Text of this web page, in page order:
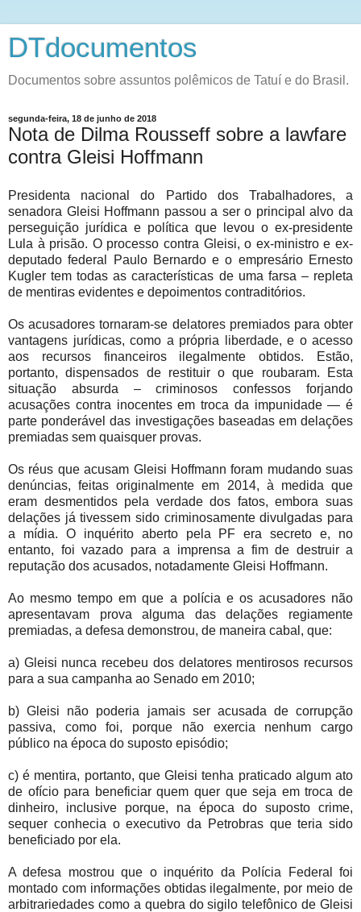
DTdocumentos
Documentos sobre assuntos polêmicos de Tatuí e do Brasil.
segunda-feira, 18 de junho de 2018
Nota de Dilma Rousseff sobre a lawfare
contra Gleisi Hoffmann
Presidenta nacional do Partido dos Trabalhadores, a
senadora Gleisi Hoffmann passou a ser o principal alvo da
perseguição jurídica e política que levou o ex-presidente
Lula à prisão. O processo contra Gleisi, o ex-ministro e ex-
deputado federal Paulo Bernardo e o empresário Ernesto
Kugler tem todas as características de uma farsa – repleta
de mentiras evidentes e depoimentos contraditórios.
Os acusadores tornaram-se delatores premiados para obter
vantagens jurídicas, como a própria liberdade, e o acesso
aos recursos financeiros ilegalmente obtidos. Estão,
portanto, dispensados de restituir o que roubaram. Esta
situação absurda – criminosos confessos forjando
acusações contra inocentes em troca da impunidade — é
parte ponderável das investigações baseadas em delações
premiadas sem quaisquer provas.
Os réus que acusam Gleisi Hoffmann foram mudando suas
denúncias, feitas originalmente em 2014, à medida que
eram desmentidos pela verdade dos fatos, embora suas
delações já tivessem sido criminosamente divulgadas para
a mídia. O inquérito aberto pela PF era secreto e, no
entanto, foi vazado para a imprensa a fim de destruir a
reputação dos acusados, notadamente Gleisi Hoffmann.
Ao mesmo tempo em que a polícia e os acusadores não
apresentavam prova alguma das delações regiamente
premiadas, a defesa demonstrou, de maneira cabal, que:
a) Gleisi nunca recebeu dos delatores mentirosos recursos
para a sua campanha ao Senado em 2010;
b) Gleisi não poderia jamais ser acusada de corrupção
passiva, como foi, porque não exercia nenhum cargo
público na época do suposto episódio;
c) é mentira, portanto, que Gleisi tenha praticado algum ato
de ofício para beneficiar quem quer que seja em troca de
dinheiro, inclusive porque, na época do suposto crime,
sequer conhecia o executivo da Petrobras que teria sido
beneficiado por ela.
A defesa mostrou que o inquérito da Polícia Federal foi
montado com informações obtidas ilegalmente, por meio de
arbitrariedades como a quebra do sigilo telefônico de Gleisi